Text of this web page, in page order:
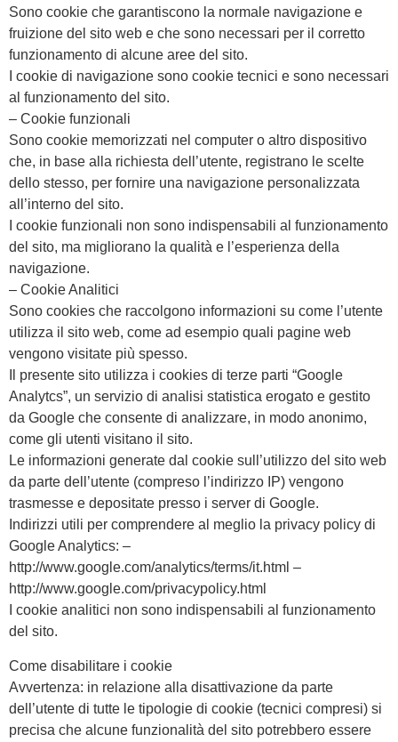
Sono cookie che garantiscono la normale navigazione e
fruizione del sito web e che sono necessari per il corretto
funzionamento di alcune aree del sito.
I cookie di navigazione sono cookie tecnici e sono necessari
al funzionamento del sito.
– Cookie funzionali
Sono cookie memorizzati nel computer o altro dispositivo
che, in base alla richiesta dell’utente, registrano le scelte
dello stesso, per fornire una navigazione personalizzata
all’interno del sito.
I cookie funzionali non sono indispensabili al funzionamento
del sito, ma migliorano la qualità e l’esperienza della
navigazione.
– Cookie Analitici
Sono cookies che raccolgono informazioni su come l’utente
utilizza il sito web, come ad esempio quali pagine web
vengono visitate più spesso.
Il presente sito utilizza i cookies di terze parti “Google
Analytcs”, un servizio di analisi statistica erogato e gestito
da Google che consente di analizzare, in modo anonimo,
come gli utenti visitano il sito.
Le informazioni generate dal cookie sull’utilizzo del sito web
da parte dell’utente (compreso l’indirizzo IP) vengono
trasmesse e depositate presso i server di Google.
Indirizzi utili per comprendere al meglio la privacy policy di
Google Analytics: –
http://www.google.com/analytics/terms/it.html –
http://www.google.com/privacypolicy.html
I cookie analitici non sono indispensabili al funzionamento
del sito.
Come disabilitare i cookie
Avvertenza: in relazione alla disattivazione da parte
dell’utente di tutte le tipologie di cookie (tecnici compresi) si
precisa che alcune funzionalità del sito potrebbero essere